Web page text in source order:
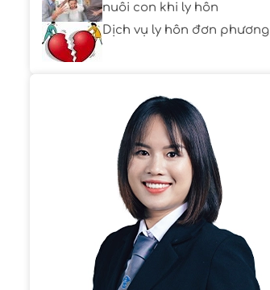
nuôi con khi ly hôn
Dịch vụ ly hôn đơn phương